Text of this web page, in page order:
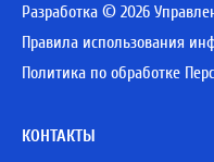
Разработка © 2026
Правила использования
Политика по обработке
КОНТАКТЫ